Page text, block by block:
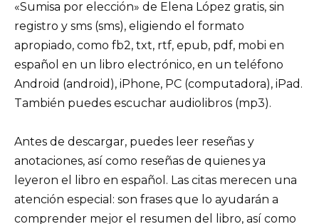
«Sumisa por elección» de Elena López gratis, sin
registro y sms (sms), eligiendo el formato
apropiado, como fb2, txt, rtf, epub, pdf, mobi en
español en un libro electrónico, en un teléfono
Android (android), iPhone, PC (computadora), iPad.
También puedes escuchar audiolibros (mp3).
Antes de descargar, puedes leer reseñas y
anotaciones, así como reseñas de quienes ya
leyeron el libro en español. Las citas merecen una
atención especial: son frases que lo ayudarán a
comprender mejor el resumen del libro, así como